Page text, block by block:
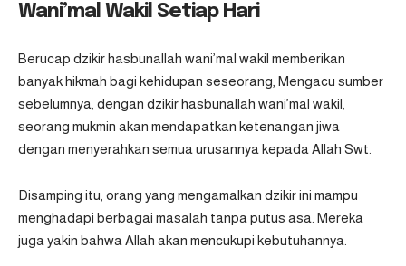
Wani’mal Wakil Setiap Hari
Berucap dzikir hasbunallah wani’mal wakil memberikan
banyak hikmah bagi kehidupan seseorang, Mengacu sumber
sebelumnya, dengan dzikir hasbunallah wani’mal wakil,
seorang mukmin akan mendapatkan ketenangan jiwa
dengan menyerahkan semua urusannya kepada Allah Swt.
Disamping itu, orang yang mengamalkan dzikir ini mampu
menghadapi berbagai masalah tanpa putus asa. Mereka
juga yakin bahwa Allah akan mencukupi kebutuhannya.